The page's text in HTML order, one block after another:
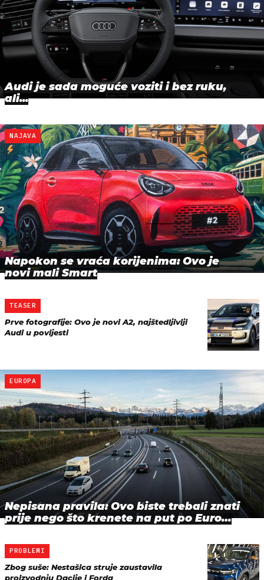
Audi je sada moguće voziti i bez ruku,
ali...
NAJAVA
Napokon se vraća korijenima: Ovo je
novi mali Smart
TEASER
Prve fotografije: Ovo je novi A2, najštedljiviji
Audi u povijesti
EUROPA
Nepisana pravila: Ovo biste trebali znati
prije nego što krenete na put po Euro…
PROBLEMI
Zbog suše: Nestašica struje zaustavila
proizvodnju Dacije i Forda